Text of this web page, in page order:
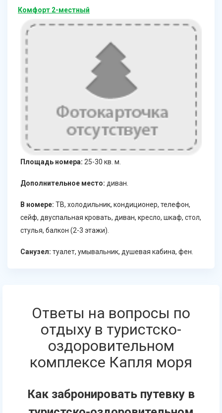
Комфорт 2-местный
Площадь номера: 25-30 кв. м.
Дополнительное место: диван.
В номере: ТВ, холодильник, кондиционер, телефон,
сейф, двуспальная кровать, диван, кресло, шкаф, стол,
стулья, балкон (2-3 этажи).
Санузел: туалет, умывальник, душевая кабина, фен.
Ответы на вопросы по
отдыху в туристско-
оздоровительном
комплексе Капля моря
Как забронировать путевку в